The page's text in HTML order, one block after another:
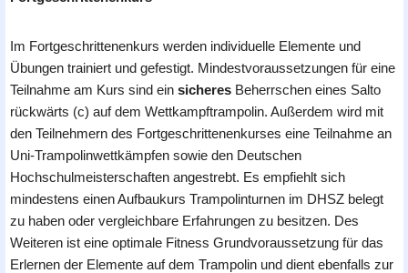
Im Fortgeschrittenenkurs werden individuelle Elemente und
Übungen trainiert und gefestigt. Mindestvoraussetzungen für eine
Teilnahme am Kurs sind ein sicheres Beherrschen eines Salto
rückwärts (c) auf dem Wettkampftrampolin. Außerdem wird mit
den Teilnehmern des Fortgeschrittenenkurses eine Teilnahme an
Uni-Trampolinwettkämpfen sowie den Deutschen
Hochschulmeisterschaften angestrebt. Es empfiehlt sich
mindestens einen Aufbaukurs Trampolinturnen im DHSZ belegt
zu haben oder vergleichbare Erfahrungen zu besitzen. Des
Weiteren ist eine optimale Fitness Grundvoraussetzung für das
Erlernen der Elemente auf dem Trampolin und dient ebenfalls zur